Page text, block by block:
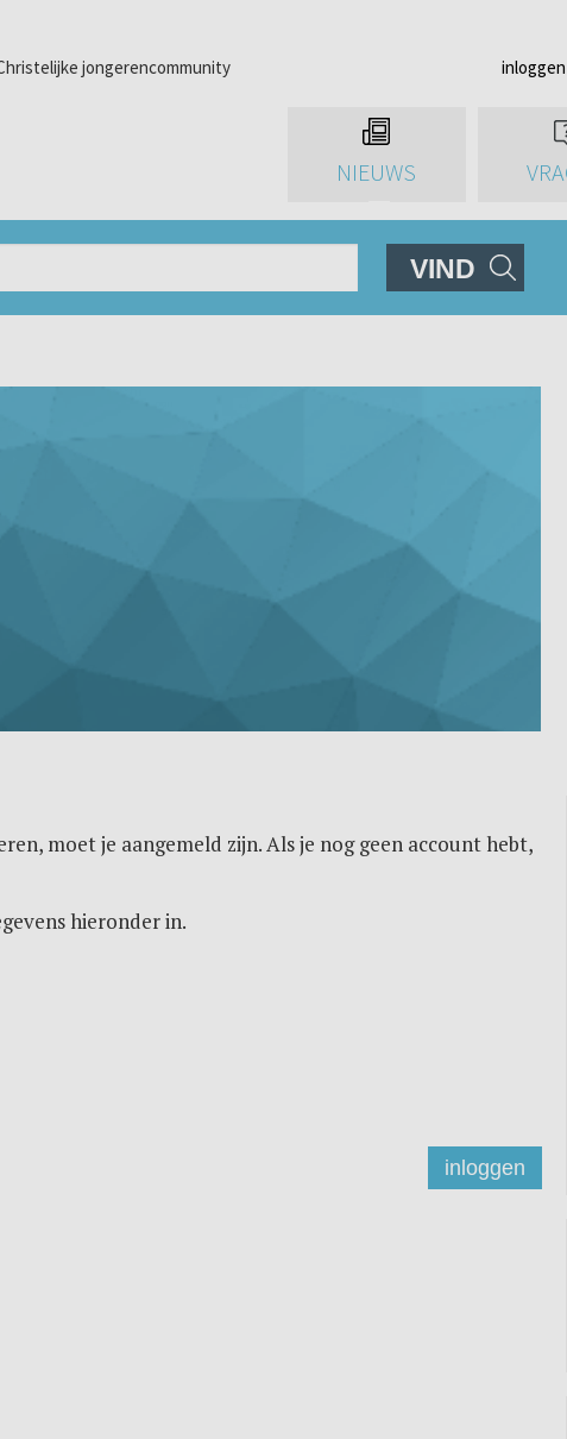
jongerencommunity inloggen
NIEUWS
VIND
moet je aangemeld zijn. Als je nog geen account hebt,
hieronder in.
inloggen